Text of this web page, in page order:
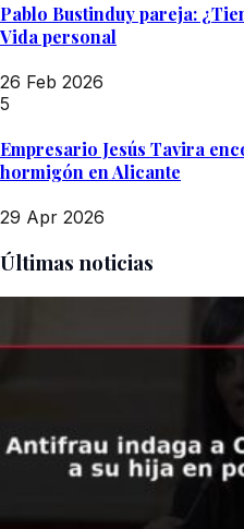
Pablo Bustinduy pareja:
Vida personal
26 Feb 2026
5
Empresario Jesús Tavira
hormigón en Alicante
29 Apr 2026
Últimas noticias